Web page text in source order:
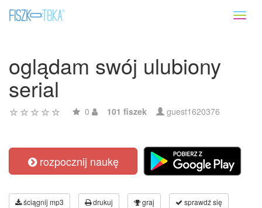
oglądam swój ulubiony
serial
0 101 fiszek guest1620376
rozpocznij naukę
ściągnij mp3 drukuj graj sprawdź się